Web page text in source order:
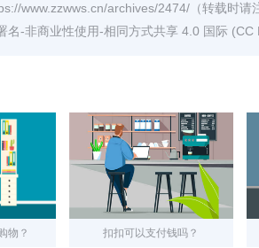
www.zzwws.cn/archives/2474/ （转载时请
名-非商业性使用-相同方式共享 4.0 国际 (CC
物？ 扣扣可以支付钱吗？